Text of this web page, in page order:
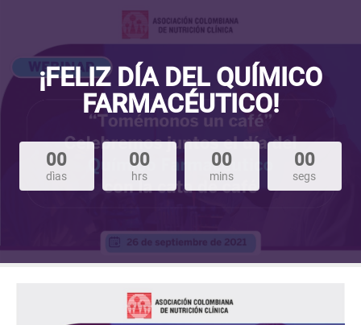
¡FELIZ DÍA DEL QUÍMICO
FARMACÉUTICO!
00
dìas
00
hrs
00
mins
00
segs